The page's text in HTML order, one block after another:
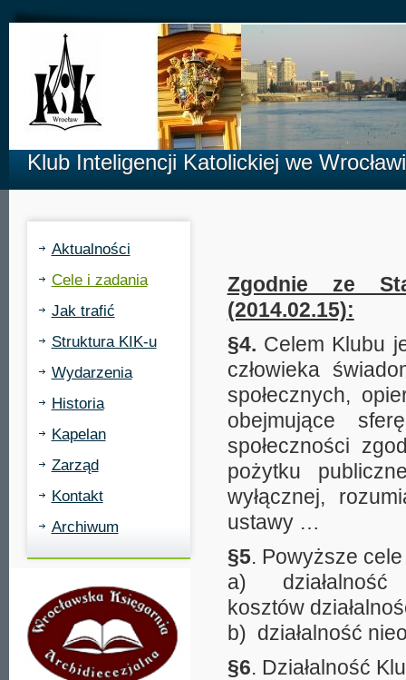
Klub Inteligencji Katolickiej we
Aktualności
Cele i zadania
Jak trafić
Struktura KIK-u
Wydarzenia
Historia
Kapelan
Zarząd
Kontakt
Archiwum
Zgodnie ze
(2014.02.15):
§4. Celem Klubu
człowieka
społecznych,
obejmujące
społeczności
pożytku
wyłącznej,
ustawy …
§5. Powyższe
a) działalność
kosztów
b) działalność
§6. Działalność